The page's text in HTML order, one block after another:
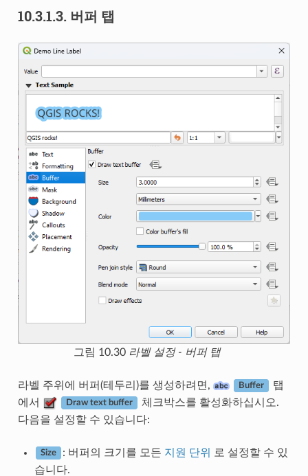
10.3.1.3. 버퍼 탭
그림 10.30 라벨 설정 - 버퍼 탭
라벨 주위에 버퍼(테두리)를 생성하려면, Buffer
탭
에서
Draw text buffer
체크박스를 활성화하십시오.
다음을 설정할 수 있습니다:
Size : 버퍼의 크기를 모든 지원 단위
로 설정할 수 있
습니다.